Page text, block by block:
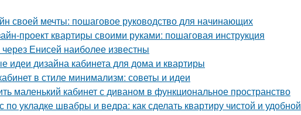
своей мечты: пошаговое руководство для начинающих
проект квартиры своими руками: пошаговая инструкция
Енисей наиболее известны
идеи дизайна кабинета для дома и квартиры
в стиле минимализм: советы и идеи
маленький кабинет с диваном в функциональное пространство
по укладке швабры и ведра: как сделать квартиру чистой и удобной